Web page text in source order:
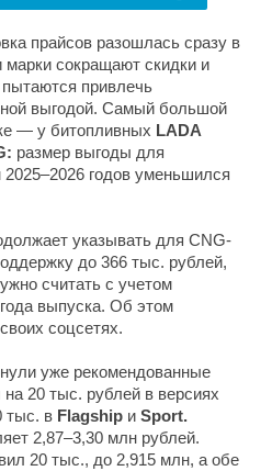
прайсов разошлась сразу в
марки сокращают скидки и
привлечь
выгодой. Самый большой
— у битопливных LADA
размер выгоды для
годов уменьшился
указывать для CNG-
до 366 тыс. рублей,
считать с учетом
выпуска. Об этом
соцсетях.
уже рекомендованные
20 тыс. рублей в версиях
тыс. в Flagship и Sport.
2,87–3,30 млн рублей.
20 тыс., до 2,915 млн, а обе